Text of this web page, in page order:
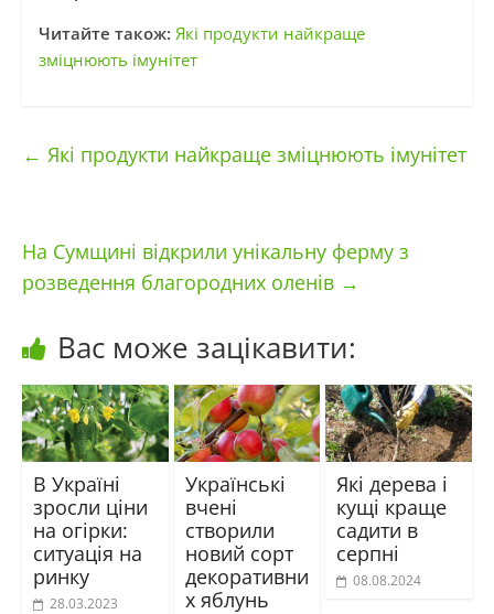
Читайте також: Які продукти найкраще
зміцнюють імунітет
← Які продукти найкраще зміцнюють імунітет
На Сумщині відкрили унікальну ферму з
розведення благородних оленів →
Вас може зацікавити:
В Україні
зросли ціни
на огірки:
ситуація на
ринку
28.03.2023
Українські
вчені
створили
новий сорт
декоративни
х яблунь
Які дерева і
кущі краще
садити в
серпні
08.08.2024